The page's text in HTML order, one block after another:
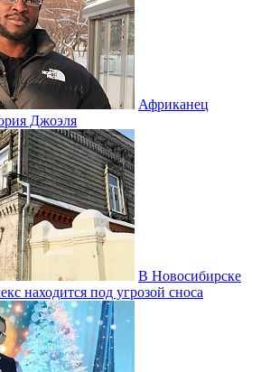
Африканец
Джоэля
В Новосибирске
находится под угрозой сноса